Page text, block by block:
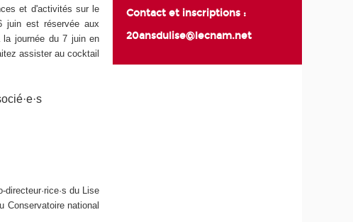
et d'activités sur le
juin est réservée aux
la journée du 7 juin en
assister au cocktail
du Lise
Conservatoire national
Contact et inscriptions :
20ansdulise@lecnam.net